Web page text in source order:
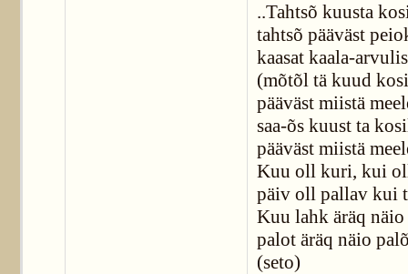
..Tahtsõ kuusta
tahtsõ pääväst
kaasat kaala-
(mõtõl tä kuud
pääväst miistä
saa-õs kuust ta
pääväst miistä
Kuu oll kuri, kui
päiv oll pallav kui
Kuu lahk äräq
palot äräq näio
(seto)